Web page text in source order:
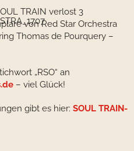
TRAIN verlost 3
von Red Star Orchestra
Thomas de Pourquery –
„RSO“ an
– viel Glück!
gibt es hier: SOUL TRAIN-